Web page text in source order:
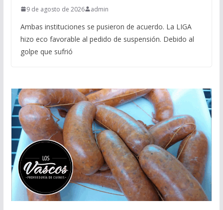
9 de agosto de 2026 admin
Ambas instituciones se pusieron de acuerdo. La LIGA
hizo eco favorable al pedido de suspensión. Debido al
golpe que sufrió